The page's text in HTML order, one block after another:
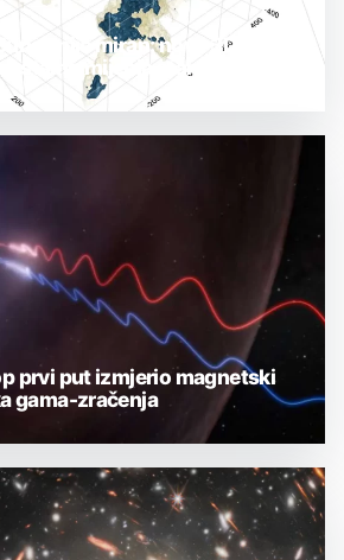
nije miran: nova 3D karta
stalno mijenja stanje
prvi put izmjerio magnetski
gama-zračenja